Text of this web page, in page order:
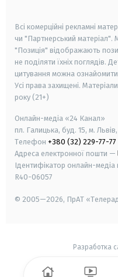
Всі комерційні рекламні
чи "Партнерський матеріал".
"Позиція" відображають
не поділяти їхніх поглядів.
цитування можна
Усі права захищені.
року (21+)
Онлайн-медіа «24 Канал»
пл. Галицька, буд. 15, м.
Телефон +380 (32) 229-77-77
Адреса електронної пошти —
Ідентифікатор онлайн-медіа
R40-06057
© 2005—2026, ПрАТ
Разработка